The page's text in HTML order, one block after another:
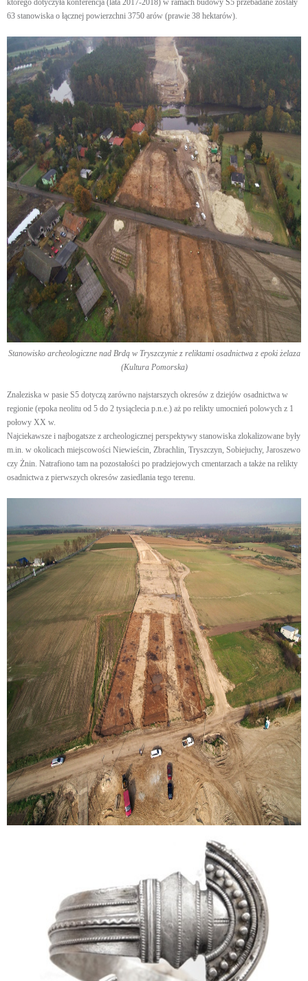
którego dotyczyła konferencja (lata 2017-2018) w ramach budowy S5 przebadane zostały
63 stanowiska o łącznej powierzchni 3750 arów (prawie 38 hektarów).
Stanowisko archeologiczne nad Brdą w Tryszczynie z reliktami osadnictwa z epoki żelaza
(Kultura Pomorska)
Znaleziska w pasie S5 dotyczą zarówno najstarszych okresów z dziejów osadnictwa w
regionie (epoka neolitu od 5 do 2 tysiąclecia p.n.e.) aż po relikty umocnień polowych z 1
połowy XX w.
Najciekawsze i najbogatsze z archeologicznej perspektywy stanowiska zlokalizowane były
m.in. w okolicach miejscowości Niewieścin, Zbrachlin, Tryszczyn, Sobiejuchy, Jaroszewo
czy Żnin. Natrafiono tam na pozostałości po pradziejowych cmentarzach a także na relikty
osadnictwa z pierwszych okresów zasiedlania tego terenu.